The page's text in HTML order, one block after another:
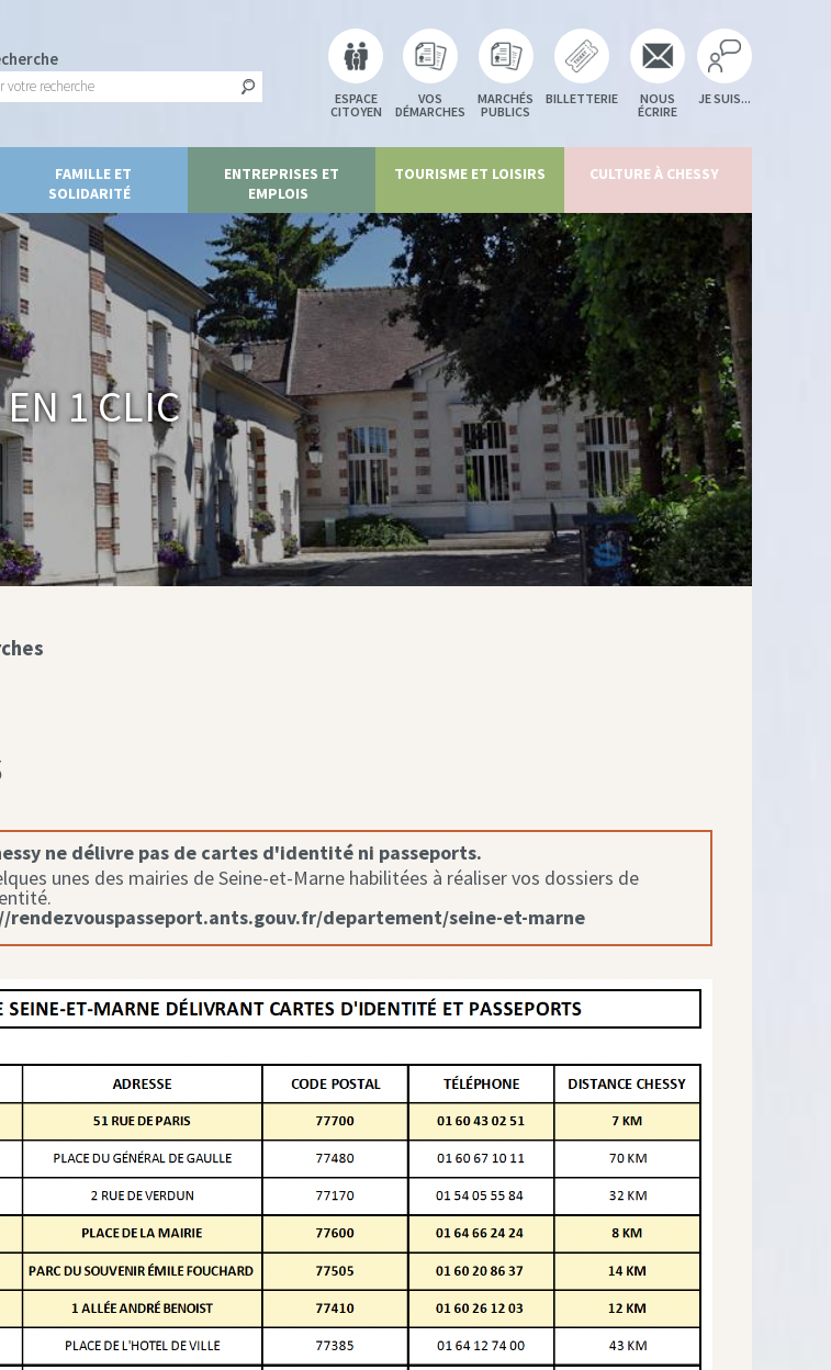
ESPACE
CITOYEN
VOS
DÉMARCHES
MARCHÉS
PUBLICS
BILLETTERIE
NOUS
ÉCRIRE
JE SUIS...
FAMILLE ET
SOLIDARITÉ
ENTREPRISES ET
EMPLOIS
TOURISME ET LOISIRS CULTURE À CHESSY
En 1 clic
ne délivre pas de cartes d'identité ni passeports.
unes des mairies de Seine-et-Marne habilitées à réaliser vos dossiers de
rendezvouspasseport.ants.gouv.fr/departement/seine-et-marne